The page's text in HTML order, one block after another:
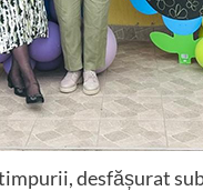
desfășurat